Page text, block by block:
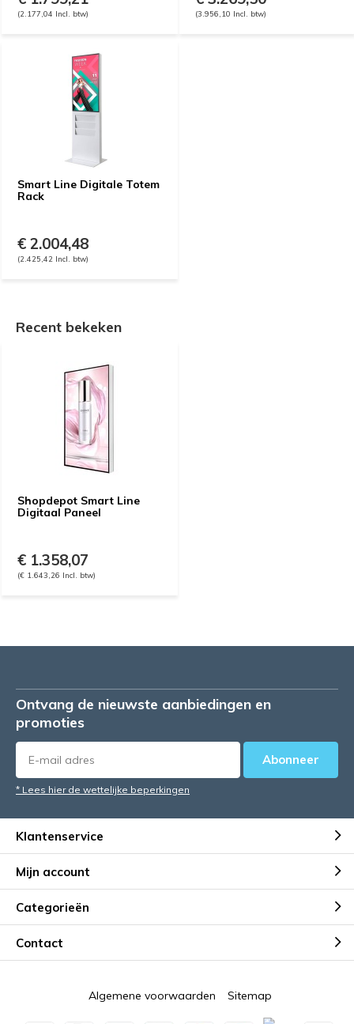
(2.177,04 Incl. btw) (3.956,10 Incl. btw)
Smart Line Digitale Totem
Rack
€ 2.004,48
(2.425,42 Incl. btw)
Recent bekeken
Shopdepot Smart Line
Digitaal Paneel
€ 1.358,07
(€ 1.643,26 Incl. btw)
Ontvang de nieuwste aanbiedingen en
promoties
Abonneer
* Lees hier de wettelijke beperkingen
Klantenservice
Mijn account
Categorieën
Contact
Algemene voorwaarden Sitemap